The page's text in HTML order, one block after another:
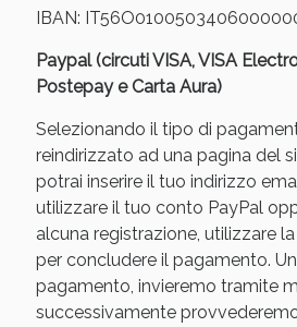
IBAN:
Paypal (circuti VISA, VISA
Postepay e Carta Aura)
Selezionando il tipo di
reindirizzato ad una pagina del
potrai inserire il tuo indirizzo
utilizzare il tuo conto PayPal
alcuna registrazione, utilizzare
per concludere il pagamento.
pagamento, invieremo tramite
successivamente